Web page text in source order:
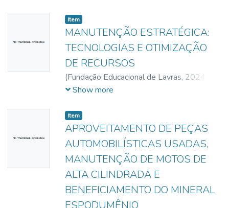
No Thumbnail Available
Item
MANUTENÇÃO ESTRATÉGICA:
TECNOLOGIAS E OTIMIZAÇÃO
DE RECURSOS
(Fundação Educacional de Lavras, 2024-
06-08)Oliveira, Estefany de
Henrique
Show more
No Thumbnail Available
Item
APROVEITAMENTO DE PEÇAS
AUTOMOBILÍSTICAS USADAS,
MANUTENÇÃO DE MOTOS DE
ALTA CILINDRADA E
BENEFICIAMENTO DO MINERAL
ESPODUMÊNIO